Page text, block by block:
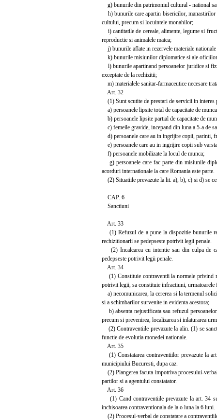
g) bunurile din patrimoniul cultural - national
h) bunurile care apartin bisericilor, manastirilor
cultului, precum si locuintele monahilor;
i) cantitatile de cereale, alimente, legume si
reproductie si animalele matca;
j) bunurile aflate in rezervele materiale
k) bunurile misiunilor diplomatice si ale oficiilor
l) bunurile apartinand persoanelor juridice si
exceptate de la rechizitii;
m) materialele sanitar-farmaceutice necesare
Art. 32
(1) Sunt scutite de prestari de servicii in interes
a) persoanele lipsite total de capacitate de
b) persoanele lipsite partial de capacitate de
c) femeile gravide, incepand din luna a 5-a de
d) persoanele care au in ingrijire copii, parinti,
e) persoanele care au in ingrijire copii sub
f) persoanele mobilizate la locul de munca;
g) persoanele care fac parte din misiunile
acorduri internationale la care Romania este parte.
(2) Situatiile prevazute la lit. a), b), c) si d) se
CAP. 6
Sanctiuni
Art. 33
(1) Refuzul de a pune la dispozitie bunurile
rechizitionarii se pedepseste potrivit legii penale.
(2) Incalcarea cu intentie sau din culpa de
pedepseste potrivit legii penale.
Art. 34
(1) Constituie contraventii la normele privind
potrivit legii, sa constituie infractiuni, urmatoarele
a) necomunicarea, la cererea si la termenul
si a schimbarilor survenite in evidenta acestora;
b) absenta nejustificata sau refuzul
precum si prevenirea, localizarea si inlaturarea
(2) Contraventiile prevazute la alin. (1) se
functie de evolutia monedei nationale.
Art. 35
(1) Constatarea contraventiilor prevazute la
municipiului Bucuresti, dupa caz.
(2) Plangerea facuta impotriva procesului-
partilor si a agentului constatator.
Art. 36
(1) Cand contraventiile prevazute la art. 34
inchisoarea contraventionala de la o luna la 6 luni.
(2) Procesul-verbal de constatare a